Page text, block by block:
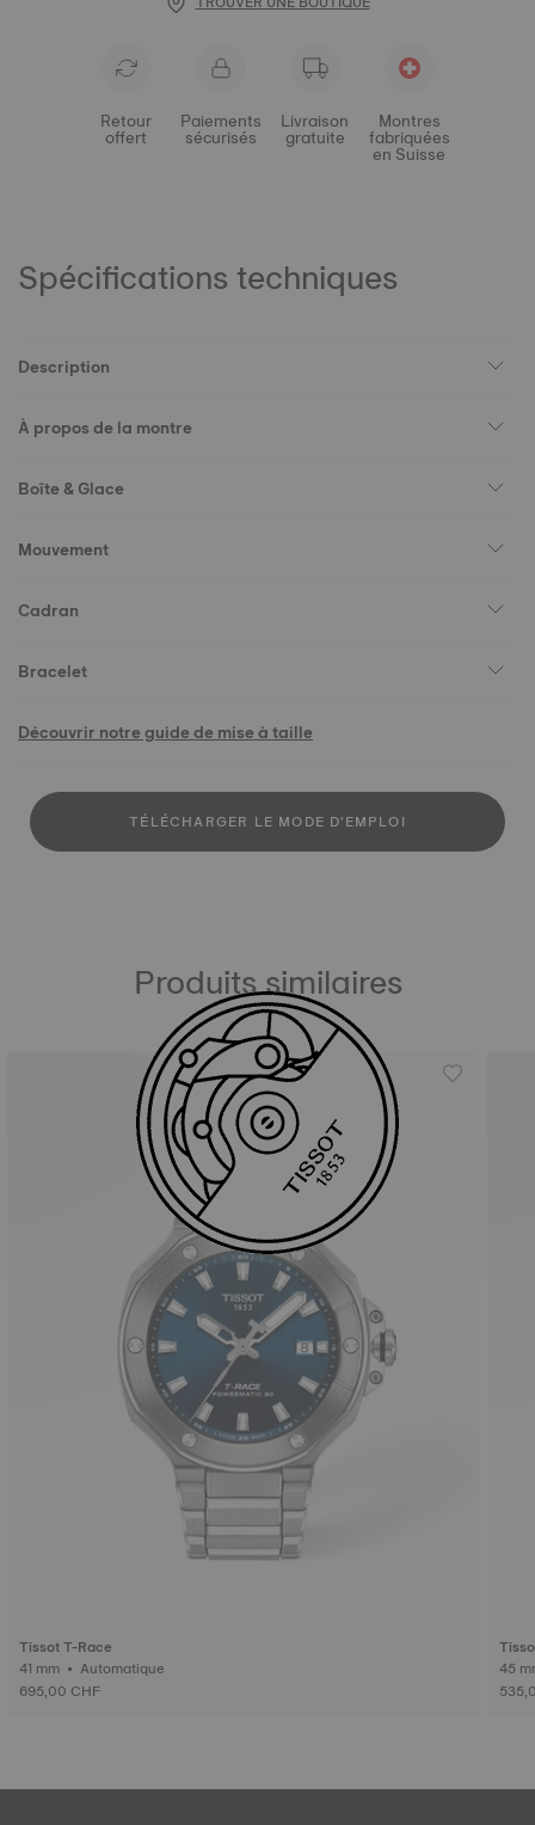
Retour
offert
Paiements
sécurisés
Livraison
gratuite
Montres
fabriquées
en Suisse
Spécifications techniques
Description
À propos de la montre
Boîte & Glace
Mouvement
Cadran
Bracelet
Découvrir notre guide de mise à taille
TÉLÉCHARGER LE MODE D'EMPLOI
Produits similaires
Tissot T-Race
41 mm • Automatique
695,00 CHF